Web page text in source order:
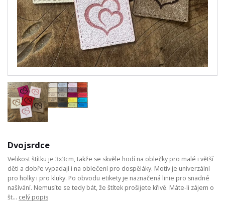
Dvojsrdce
Velikost štítku je 3x3cm, takže se skvěle hodí na oblečky pro malé i větší
děti a dobře vypadají i na oblečení pro dospěláky. Motiv je univerzální
pro holky i pro kluky. Po obvodu etikety je naznačená linie pro snadné
našívání. Nemusíte se tedy bát, že štítek prošijete křivě. Máte-li zájem o
št... celý popis